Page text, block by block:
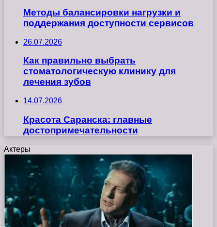
Методы балансировки нагрузки и
поддержания доступности сервисов
26.07.2026
Как правильно выбрать
стоматологическую клинику для
лечения зубов
14.07.2026
Красота Саранска: главные
достопримечательности
Актеры